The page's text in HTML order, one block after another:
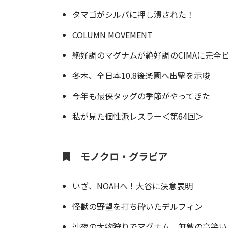
タマゴがシルバに押し潰された！
COLUMN MOVEMENT
絶好調のマグナムが絶好調のCIMAに完全
冬木、全日本10.8後楽園へ出撃を示唆
今年も最侠タッグの季節がやってきた
私が見た個性派レスラー＜第64回＞
モノクロ・グラビア
いざ、NOAHへ！大谷に決意表明
怪獣の野望を打ち砕いたデルフィン